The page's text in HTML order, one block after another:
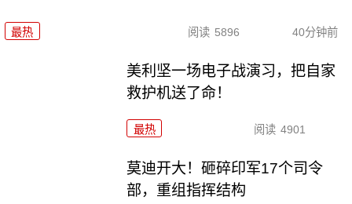
最热 阅读 5896 40分钟前
美利坚一场电子战演习，把自家
救护机送了命！
最热 阅读 4901
莫迪开大！砸碎印军17个司令
部，重组指挥结构